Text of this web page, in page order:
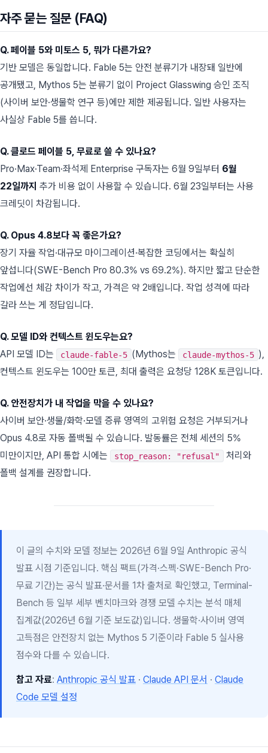
자주 묻는 질문 (FAQ)
Q. 페이블 5와 미토스 5, 뭐가 다른가요?
기반 모델은 동일합니다. Fable 5는 안전 분류기가 내장돼 일반에
공개됐고, Mythos 5는 분류기 없이 Project Glasswing 승인 조직
(사이버 보안·생물학 연구 등)에만 제한 제공됩니다. 일반 사용자는
사실상 Fable 5를 씁니다.
Q. 클로드 페이블 5, 무료로 쓸 수 있나요?
Pro·Max·Team·좌석제 Enterprise 구독자는 6월 9일부터 6월
22일까지 추가 비용 없이 사용할 수 있습니다. 6월 23일부터는 사용
크레딧이 차감됩니다.
Q. Opus 4.8보다 꼭 좋은가요?
장기 자율 작업·대규모 마이그레이션·복잡한 코딩에서는 확실히
앞섭니다(SWE-Bench Pro 80.3% vs 69.2%). 하지만 짧고 단순한
작업에선 체감 차이가 작고, 가격은 약 2배입니다. 작업 성격에 따라
갈라 쓰는 게 정답입니다.
Q. 모델 ID와 컨텍스트 윈도우는요?
API 모델 ID는
claude-fable-5 (Mythos는 claude-mythos-5 ),
컨텍스트 윈도우는 100만 토큰, 최대 출력은 요청당 128K 토큰입니다.
Q. 안전장치가 내 작업을 막을 수 있나요?
사이버 보안·생물/화학·모델 증류 영역의 고위험 요청은 거부되거나
Opus 4.8로 자동 폴백될 수 있습니다. 발동률은 전체 세션의 5%
미만이지만, API 통합 시에는
stop_reason: "refusal"
처리와
폴백 설계를 권장합니다.
이 글의 수치와 모델 정보는 2026년 6월 9일 Anthropic 공식
발표 시점 기준입니다. 핵심 팩트(가격·스펙·SWE-Bench Pro·
무료 기간)는 공식 발표·문서를 1차 출처로 확인했고, Terminal-
Bench 등 일부 세부 벤치마크와 경쟁 모델 수치는 분석 매체
집계값(2026년 6월 기준 보도값)입니다. 생물학·사이버 영역
고득점은 안전장치 없는 Mythos 5 기준이라 Fable 5 실사용
점수와 다를 수 있습니다.
참고 자료: Anthropic 공식 발표 · Claude API 문서 · Claude
Code 모델 설정